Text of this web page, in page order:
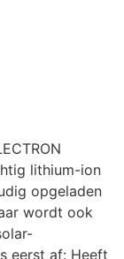
lithium-ion
opgeladen
wordt ook
eerst af: Heeft